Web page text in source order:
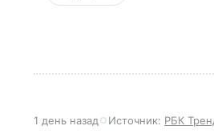
1 день назад Источник: РБК